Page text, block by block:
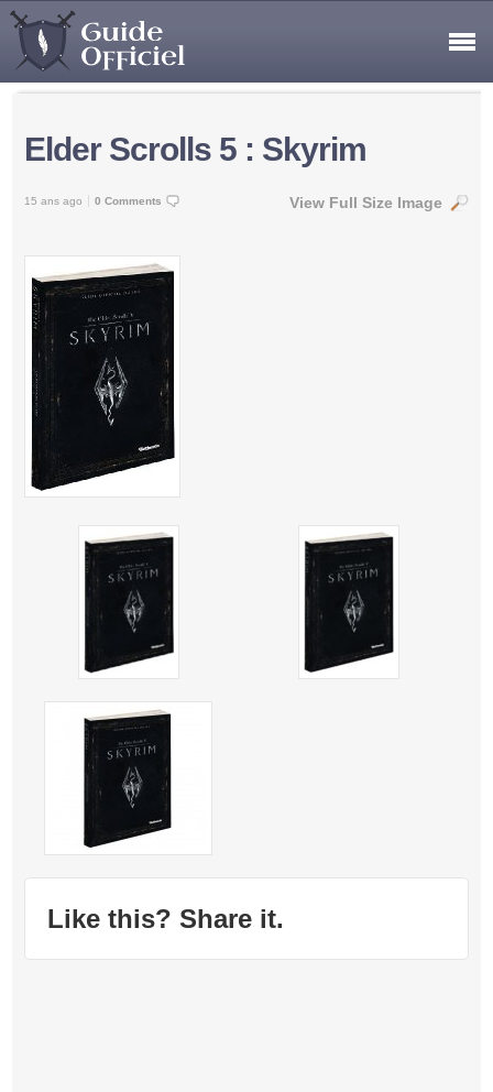
Elder Scrolls 5 : Skyrim
15 ans ago 0 Comments View Full Size Image
Like this? Share it.